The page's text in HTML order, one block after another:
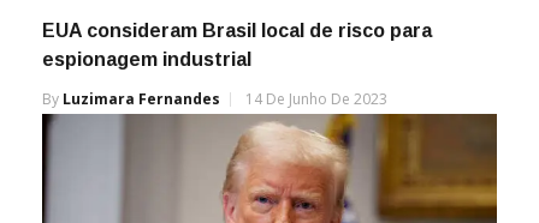
EUA consideram Brasil local de risco para
espionagem industrial
By Luzimara Fernandes 14 De Junho De 2023